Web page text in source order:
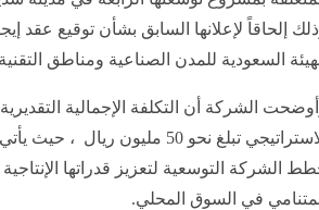
إلحاقاً لإعلانها السابق بشأن توقيع عقد
السعودية للمدن الصناعية ومناطق
الشركة أن التكلفة الإجمالية
الاستراتيجي تبلغ نحو 50 مليون
الشركة التوسعية لتعزيز قدراتها
في السوق المحلي.